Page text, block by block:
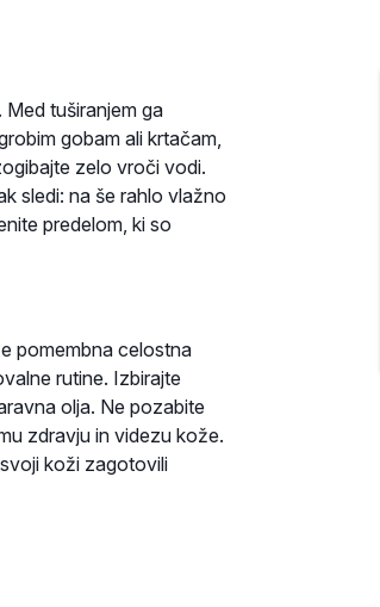
tuširanjem ga
gobam ali krtačam,
zelo vroči vodi.
sledi: na še rahlo vlažno
predelom, ki so
pomembna celostna
rutine. Izbirajte
olja. Ne pozabite
zdravju in videzu kože.
koži zagotovili